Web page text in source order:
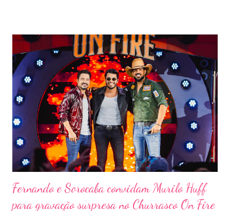
requisitados pelos organizadores de eventos em todo o país.
Pela segunda vez, a organização do evento está a cargo da
Marini Eventos — empresa com ampla experiência na promoção
de grandes festivais pelo Brasil, como a retomada da FAPIL
(Feira Agropecuária e Industrial de Leme) no ano passado. O
Pontal Rodeo Music reforça mais uma vez seu compromisso
social: os ingressos poderão ser trocados por 1 kg de alimento
não perecível. Toda a arr...
Fernando e Sorocaba convidam Murilo Huff
para gravação surpresa no Churrasco On Fire